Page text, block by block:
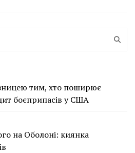
тим, хто поширює
боєприпасів у США
на Оболоні: киянка